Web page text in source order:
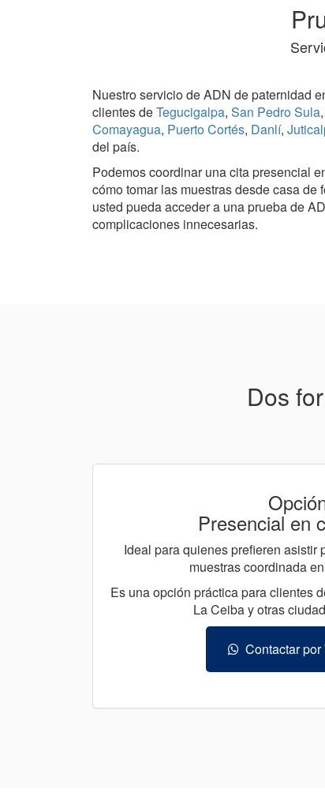
Nuestro servicio de ADN de paternidad
clientes deTegucigalpa, San Pedro Sula,
Comayagua, Puerto Cortés, Danlí,
del país.
Podemos coordinar una cita presencial
cómo tomar las muestras desde casa de
usted pueda acceder a una prueba de
complicaciones innecesarias.
Dos
Presencial en
Ideal para quienes prefieren asistir
muestras coordinada
Es una opción práctica para clientes
La Ceiba y otras
Contactar